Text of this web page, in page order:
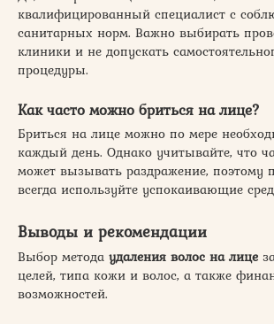
квалифицированный специалист с
санитарных норм. Важно выбирать
клиники и не допускать
процедуры.
Как часто можно бриться на лице?
Бриться на лице можно по мере
каждый день. Однако учитывайте, что
может вызывать раздражение, поэтому
всегда используйте успокаивающие
Выводы и рекомендации
Выбор метода удаления волос на лице
целей, типа кожи и волос, а также
возможностей.